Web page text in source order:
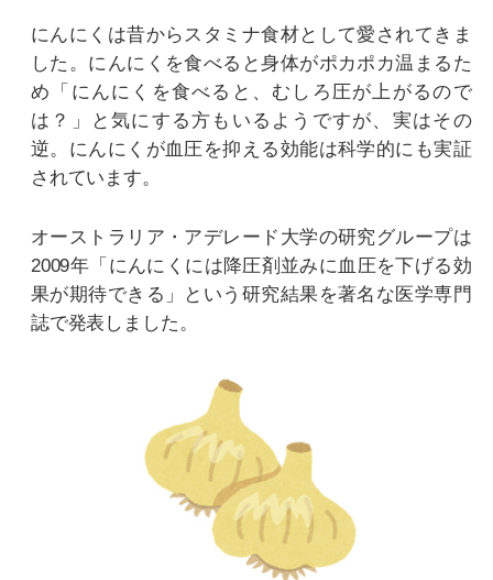
にんにくは昔からスタミナ食材として愛されてきま
した。にんにくを食べると身体がポカポカ温まるた
め「にんにくを食べると、むしろ圧が上がるので
は？」と気にする方もいるようですが、実はその
逆。にんにくが血圧を抑える効能は科学的にも実証
されています。
オーストラリア・アデレード大学の研究グループは
2009年「にんにくには降圧剤並みに血圧を下げる効
果が期待できる」という研究結果を著名な医学専門
誌で発表しました。